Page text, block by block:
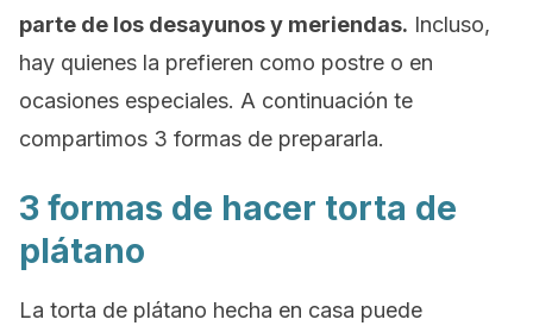
parte de los desayunos y meriendas. Incluso,
hay quienes la prefieren como postre o en
ocasiones especiales. A continuación te
compartimos 3 formas de prepararla.
3 formas de hacer torta de
plátano
La torta de plátano hecha en casa puede